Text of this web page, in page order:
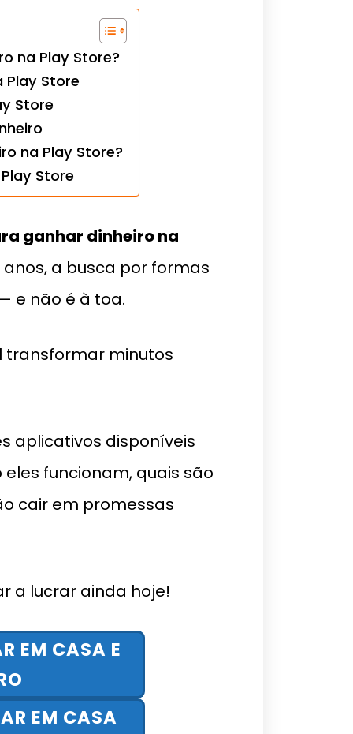
na Play Store?
Play Store
Store
na Play Store?
Store
ganhar dinheiro na
a busca por formas
e não é à toa.
transformar minutos
aplicativos disponíveis
funcionam, quais são
cair em promessas
a lucrar ainda hoje!
EM CASA E
EM CASA